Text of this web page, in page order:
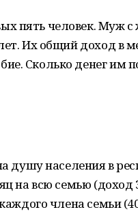
пять человек. Муж
Их общий доход в
Сколько денег им
населения в
на всю семью (доход
члена семьи